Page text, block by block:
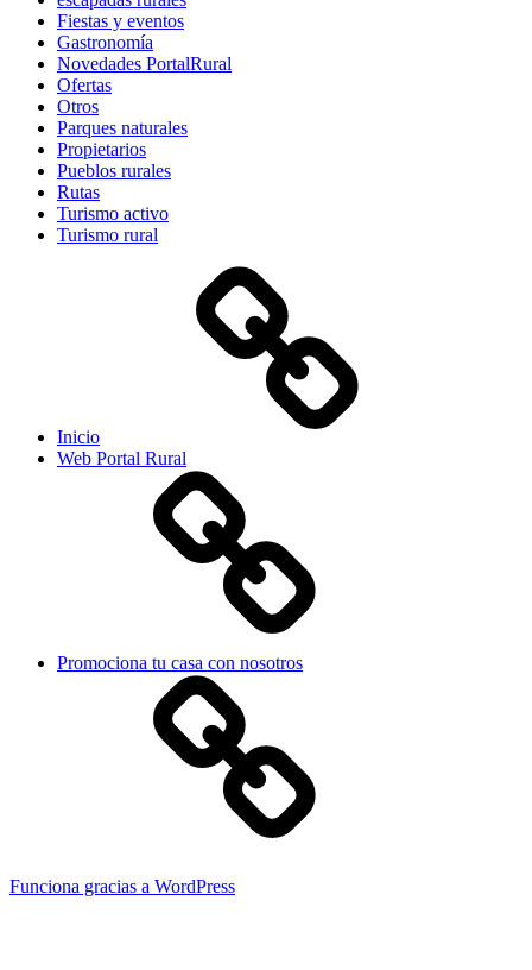
Fiestas y eventos
Gastronomía
Novedades PortalRural
Ofertas
Otros
Parques naturales
Propietarios
Pueblos rurales
Rutas
Turismo activo
Turismo rural
Inicio
Web Portal Rural
Promociona tu casa con nosotros
Funciona gracias a WordPress